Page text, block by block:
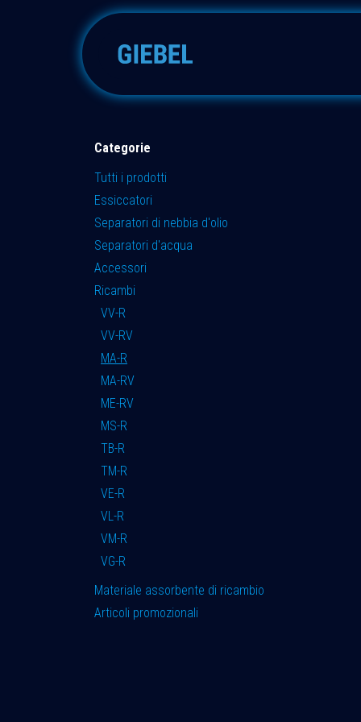
Passa al contenuto
Categorie
Tutti i prodotti
Essiccatori
Separatori di nebbia d'olio
Separatori d'acqua
Accessori
Ricambi
VV-R
VV-RV
MA-R
MA-RV
ME-RV
MS-R
TB-R
TM-R
VE-R
VL-R
VM-R
VG-R
Materiale assorbente di ricambio
Articoli promozionali